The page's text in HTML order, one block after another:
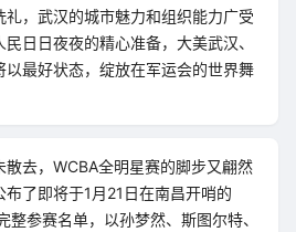
，武汉的城市魅力和组织能力广受
日日夜夜的精心准备，大美武汉、
最好状态，绽放在军运会的世界舞
去，WCBA全明星赛的脚步又翩然
了即将于1月21日在南昌开哨的
整参赛名单，以孙梦然、斯图尔特、